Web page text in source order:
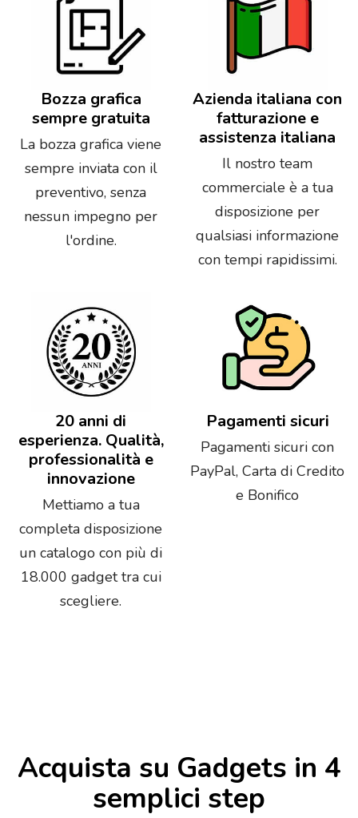
Bozza grafica
sempre gratuita
La bozza grafica viene
sempre inviata con il
preventivo, senza
nessun impegno per
l'ordine.
Azienda italiana con
fatturazione e
assistenza italiana
Il nostro team
commerciale è a tua
disposizione per
qualsiasi informazione
con tempi rapidissimi.
20 anni di
esperienza. Qualità,
professionalità e
innovazione
Mettiamo a tua
completa disposizione
un catalogo con più di
18.000 gadget tra cui
scegliere.
Pagamenti sicuri
Pagamenti sicuri con
PayPal, Carta di Credito
e Bonifico
Acquista su Gadgets in 4
semplici step